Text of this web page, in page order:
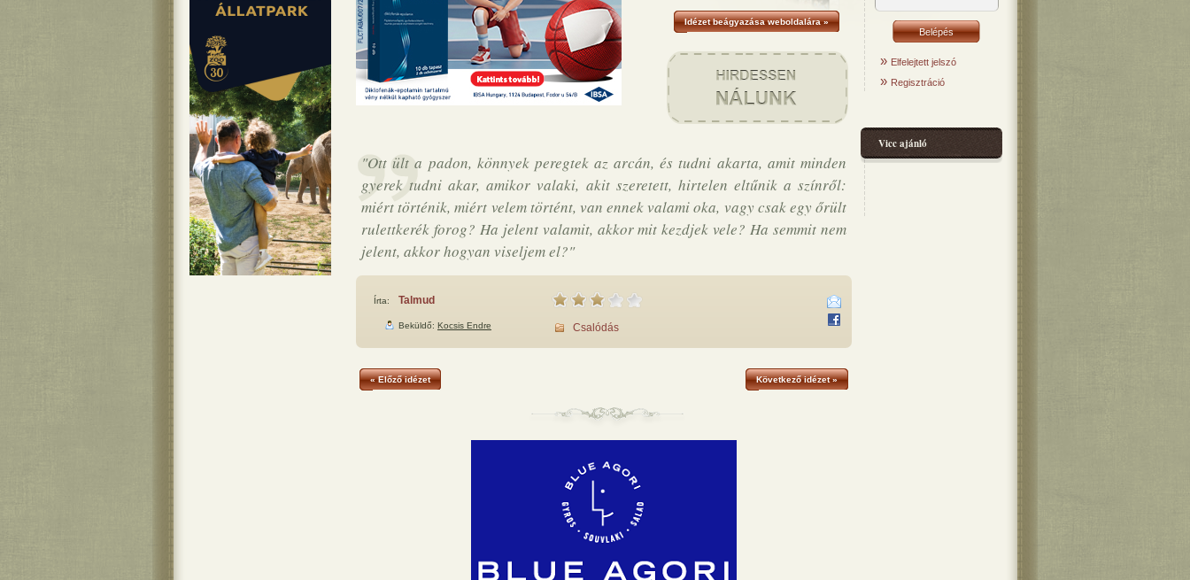
Idézet beágyazása weboldalára »
"Ott ült a padon, könnyek peregtek az arcán, és tudni akarta, amit minden
gyerek tudni akar, amikor valaki, akit szeretett, hirtelen eltűnik a színről:
miért történik, miért velem történt, van ennek valami oka, vagy csak egy őrült
rulettkerék forog? Ha jelent valamit, akkor mit kezdjek vele? Ha semmit nem
jelent, akkor hogyan viseljem el?"
Írta: Talmud
Beküldő: Kocsis Endre Csalódás
« Előző idézet Következő idézet »
» Elfelejtett jelszó
» Regisztráció
Vicc ajánló